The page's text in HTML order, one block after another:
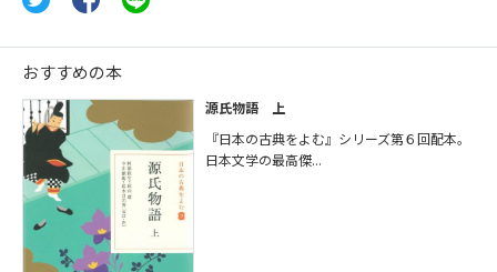
おすすめの本
源氏物語 上
『日本の古典をよむ』シリーズ第６回配本。
日本文学の最高傑...